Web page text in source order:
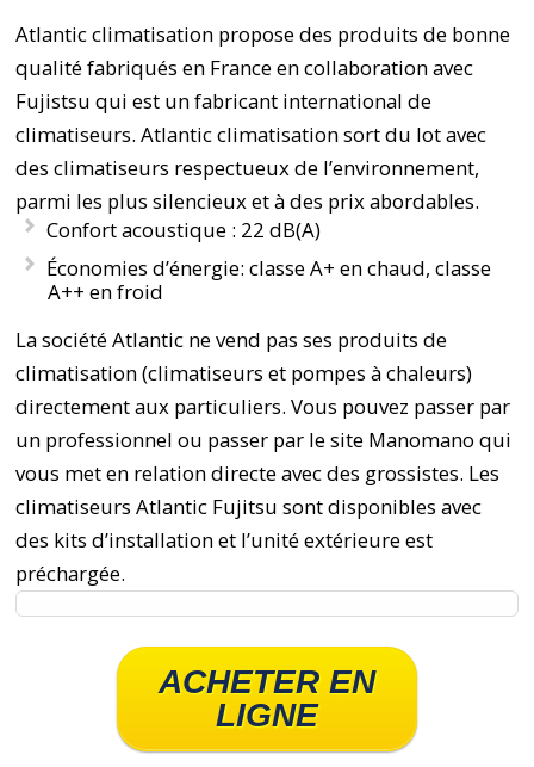
Atlantic climatisation propose des produits de bonne
qualité fabriqués en France en collaboration avec
Fujistsu qui est un fabricant international de
climatiseurs. Atlantic climatisation sort du lot avec
des climatiseurs respectueux de l’environnement,
parmi les plus silencieux et à des prix abordables.
Confort acoustique : 22 dB(A)
Économies d’énergie: classe A+ en chaud, classe
A++ en froid
La société Atlantic ne vend pas ses produits de
climatisation (climatiseurs et pompes à chaleurs)
directement aux particuliers. Vous pouvez passer par
un professionnel ou passer par le site Manomano qui
vous met en relation directe avec des grossistes. Les
climatiseurs Atlantic Fujitsu sont disponibles avec
des kits d’installation et l’unité extérieure est
préchargée.
ACHETER EN
LIGNE